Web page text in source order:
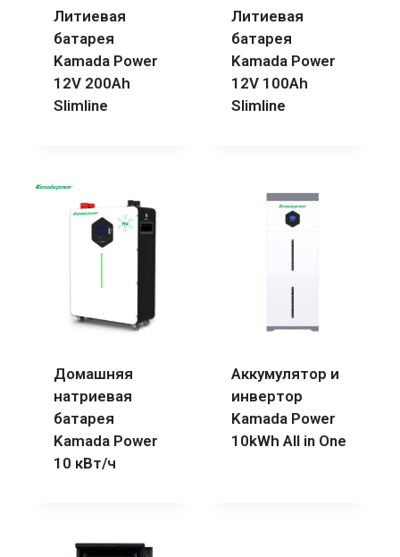
Литиевая
батарея
Kamada Power
12V 200Ah
Slimline
Литиевая
батарея
Kamada Power
12V 100Ah
Slimline
Домашняя
натриевая
батарея
Kamada Power
10 кВт/ч
Аккумулятор и
инвертор
Kamada Power
10kWh All in One